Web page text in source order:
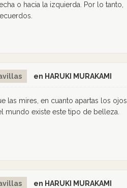
o hacia la izquierda. Por lo tanto,
en HARUKI MURAKAMI
las mires, en cuanto apartas los ojos
mundo existe este tipo de belleza.
en HARUKI MURAKAMI